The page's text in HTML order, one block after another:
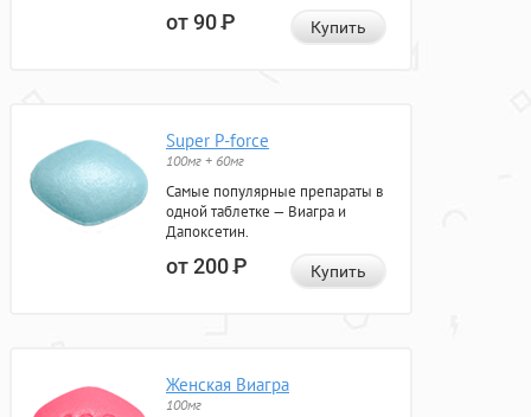
от 90Р Купить
Super P-force
100мг + 60мг
Самые популярные препараты в
одной таблетке — Виагра и
Дапоксетин.
от 200Р Купить
Женская Виагра
100мг